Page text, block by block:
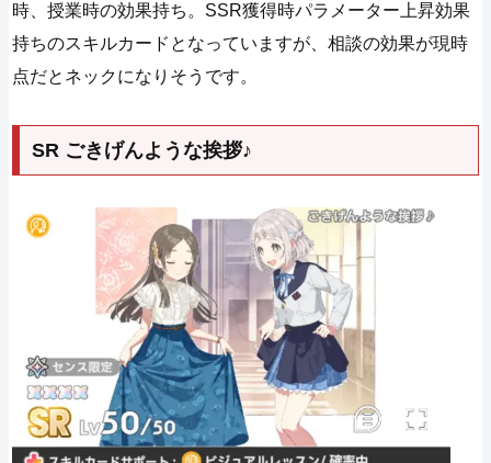
時、授業時の効果持ち。SSR獲得時パラメーター上昇効果
持ちのスキルカードとなっていますが、相談の効果が現時
点だとネックになりそうです。
SR ごきげんような挨拶♪